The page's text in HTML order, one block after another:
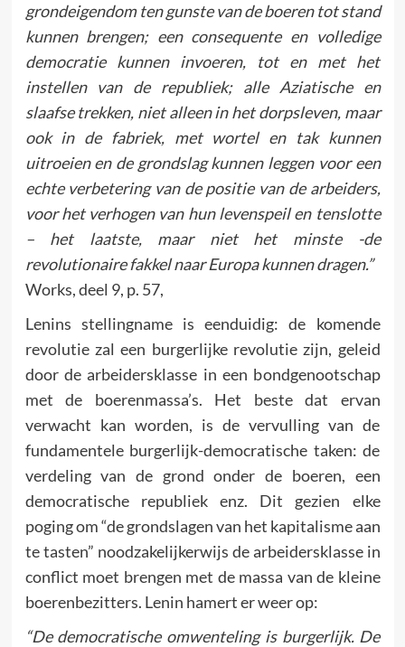
grondeigendom ten gunste van de boeren tot stand
kunnen brengen; een consequente en volledige
democratie kunnen invoeren, tot en met het
instellen van de republiek; alle Aziatische en
slaafse trekken, niet alleen in het dorpsleven, maar
ook in de fabriek, met wortel en tak kunnen
uitroeien en de grondslag kunnen leggen voor een
echte verbetering van de positie van de arbeiders,
voor het verhogen van hun levenspeil en tenslotte
– het laatste, maar niet het minste -de
revolutionaire fakkel naar Europa kunnen dragen.”
Works, deel 9, p. 57,
Lenins stellingname is eenduidig: de komende
revolutie zal een burgerlijke revolutie zijn, geleid
door de arbeidersklasse in een bondgenootschap
met de boerenmassa’s. Het beste dat ervan
verwacht kan worden, is de vervulling van de
fundamentele burgerlijk-democratische taken: de
verdeling van de grond onder de boeren, een
democratische republiek enz. Dit gezien elke
poging om “de grondslagen van het kapitalisme aan
te tasten” noodzakelijkerwijs de arbeidersklasse in
conflict moet brengen met de massa van de kleine
boerenbezitters. Lenin hamert er weer op:
“De democratische omwenteling is burgerlijk. De